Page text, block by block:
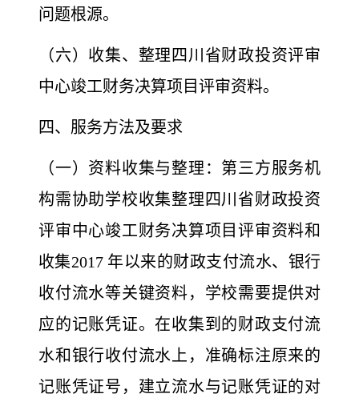
问题根源。
（六）收集、整理四川省财政投资评审
中心竣工财务决算项目评审资料。
四、服务方法及要求
（一）资料收集与整理：第三方服务机
构需协助学校收集整理四川省财政投资
评审中心竣工财务决算项目评审资料和
收集2017 年以来的财政支付流水、银行
收付流水等关键资料，学校需要提供对
应的记账凭证。在收集到的财政支付流
水和银行收付流水上，准确标注原来的
记账凭证号，建立流水与记账凭证的对